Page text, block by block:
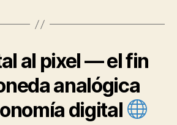
al pixel — el fin
analógica
digital